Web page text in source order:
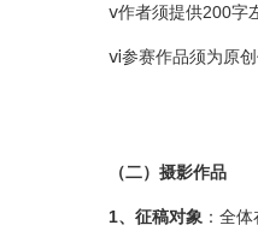
ⅴ作者须提供200字左
ⅵ参赛作品须为原创作
（二）摄影作品
1、征稿对象 ：全